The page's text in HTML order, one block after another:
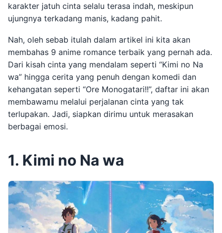
karakter jatuh cinta selalu terasa indah, meskipun
ujungnya terkadang manis, kadang pahit.
Nah, oleh sebab itulah dalam artikel ini kita akan
membahas 9 anime romance terbaik yang pernah ada.
Dari kisah cinta yang mendalam seperti “Kimi no Na
wa” hingga cerita yang penuh dengan komedi dan
kehangatan seperti “Ore Monogatari!!”, daftar ini akan
membawamu melalui perjalanan cinta yang tak
terlupakan. Jadi, siapkan dirimu untuk merasakan
berbagai emosi.
1. Kimi no Na wa